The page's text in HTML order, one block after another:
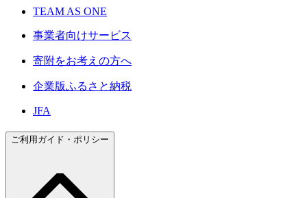
TEAM AS ONE
事業者向けサービス
寄附をお考えの方へ
企業版ふるさと納税
JFA
ご利用ガイド・ポリシー